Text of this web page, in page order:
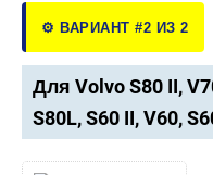
⚙️ ВАРИАНТ #2 ИЗ 2
Для Volvo S80 II,
S80L, S60 II, V60,